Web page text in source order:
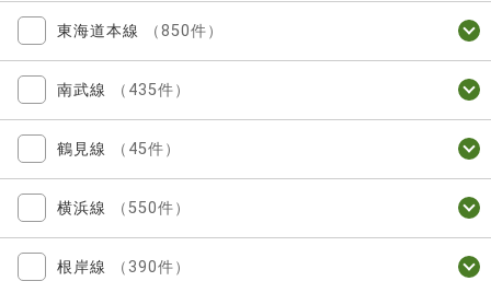
東海道本線 （850件）
南武線 （435件）
鶴見線 （45件）
横浜線 （550件）
根岸線 （390件）